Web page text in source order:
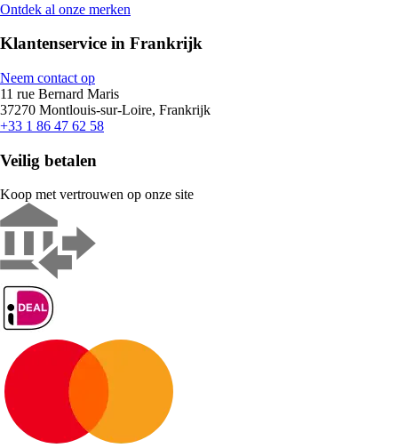
Ontdek al onze merken
Klantenservice in Frankrijk
Neem contact op
11 rue Bernard Maris
37270 Montlouis-sur-Loire, Frankrijk
+33 1 86 47 62 58
Veilig betalen
Koop met vertrouwen op onze site